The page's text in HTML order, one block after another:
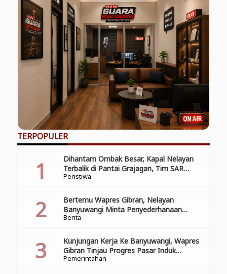
TERPOPULER
Peristiwa
Dihantam Ombak Besar, Kapal Nelayan
Terbalik di Pantai Grajagan, Tim SAR
Gabungan Laksanakan Operasi Pencarian
Berita
Bertemu Wapres Gibran, Nelayan
Banyuwangi Minta Penyederhanaan
Perizinan
Pemerintahan
Kunjungan Kerja Ke Banyuwangi, Wapres
Gibran Tinjau Progres Pasar Induk
Banyuwang